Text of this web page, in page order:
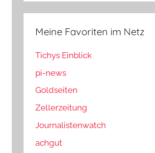
Meine Favoriten im Netz
Tichys Einblick
pi-news
Goldseiten
Zellerzeitung
Journalistenwatch
achgut